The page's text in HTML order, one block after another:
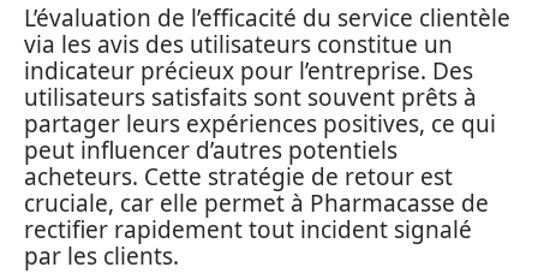
L’évaluation de l’efficacité du service clientèle
via les avis des utilisateurs constitue un
indicateur précieux pour l’entreprise. Des
utilisateurs satisfaits sont souvent prêts à
partager leurs expériences positives, ce qui
peut influencer d’autres potentiels
acheteurs. Cette stratégie de retour est
cruciale, car elle permet à Pharmacasse de
rectifier rapidement tout incident signalé
par les clients.